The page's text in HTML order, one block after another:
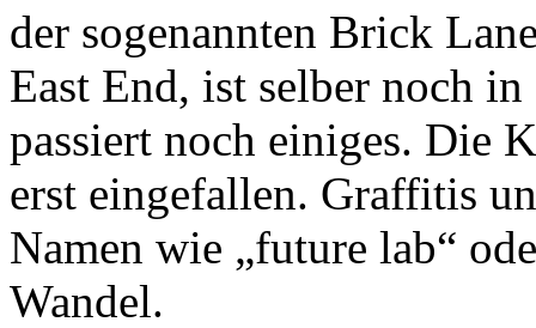
der sogenannten Brick
East End, ist selber noch
passiert noch einiges. Die
erst eingefallen. Graffitis
Namen wie „future lab“
Wandel.